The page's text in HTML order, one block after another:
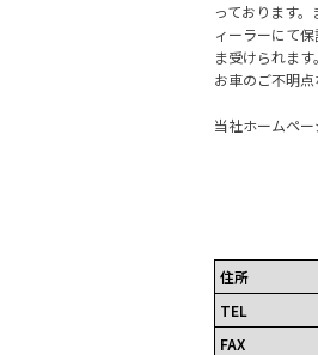
っております
ィーラーにて
ま受けられます。
お車のご不明
当社ホームペ
住所
TEL
FAX